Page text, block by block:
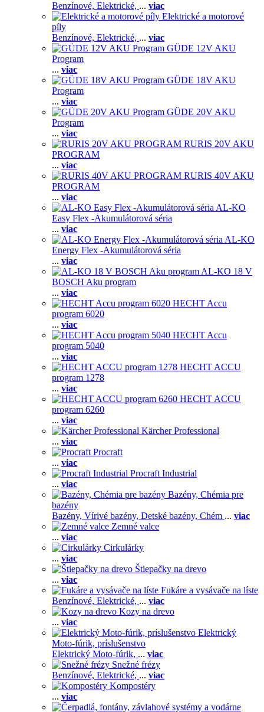
Benzínové, Elektrické, ... viac
Elektrické a motorové
píly
Benzínové, Elektrické, ... viac
GÜDE 12V AKU
Program
... viac
GÜDE 18V AKU
Program
... viac
GÜDE 20V AKU
Program
... viac
RURIS 20V AKU
PROGRAM
... viac
RURIS 40V AKU
PROGRAM
... viac
AL-KO
Easy Flex -Akumulátorová séria
... viac
AL-KO
Energy Flex -Akumulátorová séria
... viac
AL-KO 18 V
BOSCH Aku program
... viac
HECHT Accu
program 6020
... viac
HECHT Accu
program 5040
... viac
HECHT ACCU
program 1278
... viac
HECHT ACCU
program 6260
... viac
Kärcher Professional
... viac
Procraft
... viac
Procraft Industrial
... viac
Bazény, Chémia pre
bazény
Bazény, Vírivé bazény, Detské bazény, Chém ... viac
Zemné valce
... viac
Cirkulárky
... viac
Štiepačky na drevo
... viac
Fukáre a vysávače na líste
Benzínové, Elektrické, ... viac
Kozy na drevo
... viac
Elektrický
Moto-fúrik, príslušenstvo
Elektrický Moto-fúrik, ... viac
Snežné frézy
Benzínové, Elektrické, ... viac
Kompostéry
... viac